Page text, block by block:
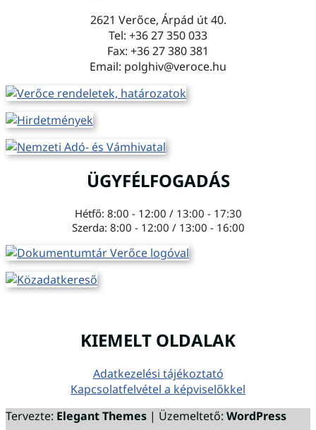
2621 Verőce, Árpád út 40.
Tel: +36 27 350 033
Fax: +36 27 380 381
Email: polghiv@veroce.hu
ÜGYFÉLFOGADÁS
Hétfő: 8:00 - 12:00 / 13:00 - 17:30
Szerda: 8:00 - 12:00 / 13:00 - 16:00
KIEMELT OLDALAK
Adatkezelési tájékoztató
Kapcsolatfelvétel a képviselőkkel
Tervezte: Elegant Themes | Üzemeltető: WordPress